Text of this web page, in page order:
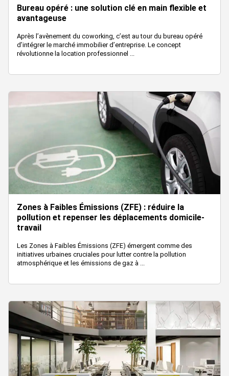
Bureau opéré : une solution clé en main flexible et
avantageuse
Après l’avènement du coworking, c’est au tour du bureau opéré
d’intégrer le marché immobilier d’entreprise. Le concept
révolutionne la location professionnel ...
Zones à Faibles Émissions (ZFE) : réduire la
pollution et repenser les déplacements domicile-
travail
Les Zones à Faibles Émissions (ZFE) émergent comme des
initiatives urbaines cruciales pour lutter contre la pollution
atmosphérique et les émissions de gaz à ...